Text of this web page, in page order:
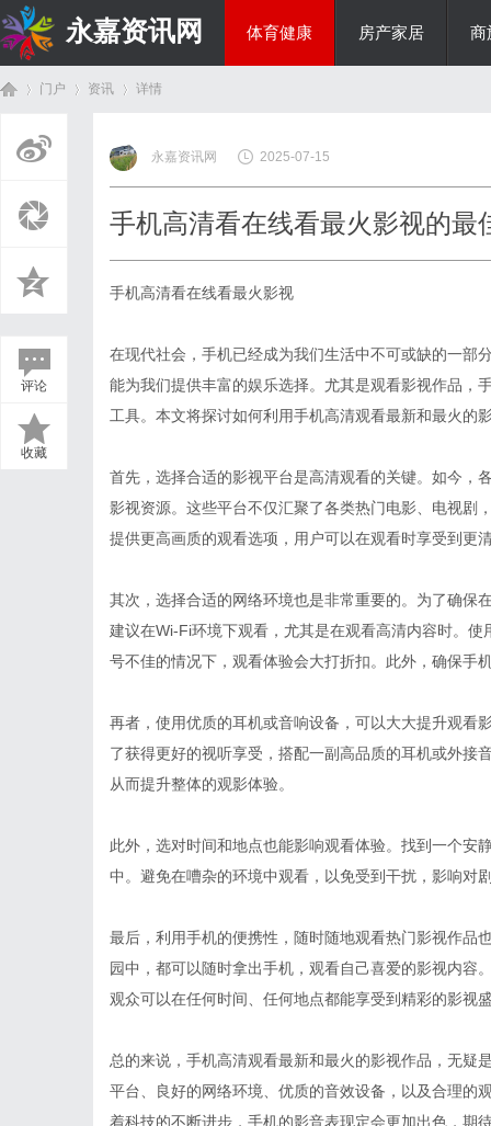
永嘉资讯网 体育健康 房产家居 商
门户 资讯
›
详情
评论
收藏
永嘉资讯网 2025-07-15
手机高清看在线看最火影视的最
手机高清看在线看最火影视
在现代社会，手机已经成为我们生活中不可或缺的一部
能为我们提供丰富的娱乐选择。尤其是观看影视作品，
工具。本文将探讨如何利用手机高清观看最新和最火的
首先，选择合适的影视平台是高清观看的关键。如今，
影视资源。这些平台不仅汇聚了各类热门电影、电视剧
提供更高画质的观看选项，用户可以在观看时享受到更
其次，选择合适的网络环境也是非常重要的。为了确保
建议在Wi-Fi环境下观看，尤其是在观看高清内容时。
号不佳的情况下，观看体验会大打折扣。此外，确保手
再者，使用优质的耳机或音响设备，可以大大提升观看
了获得更好的视听享受，搭配一副高品质的耳机或外接
从而提升整体的观影体验。
此外，选对时间和地点也能影响观看体验。找到一个安
中。避免在嘈杂的环境中观看，以免受到干扰，影响对
最后，利用手机的便携性，随时随地观看热门影视作品
园中，都可以随时拿出手机，观看自己喜爱的影视内容
观众可以在任何时间、任何地点都能享受到精彩的影视
总的来说，手机高清观看最新和最火的影视作品，无疑
平台、良好的网络环境、优质的音效设备，以及合理的
着科技的不断进步，手机的影音表现定会更加出色，期